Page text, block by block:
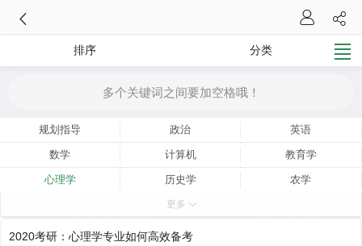
排序 分类
规划指导 政治 英语
数学 计算机 教育学
心理学 历史学 农学
中医综合
更多
2020考研：心理学专业如何高效备考